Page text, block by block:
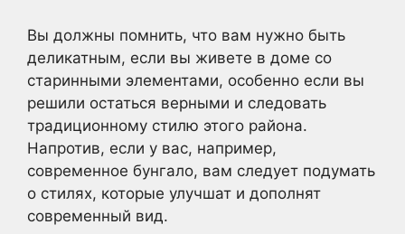
Вы должны помнить, что вам нужно быть
деликатным, если вы живете в доме со
старинными элементами, особенно если вы
решили остаться верными и следовать
традиционному стилю этого района.
Напротив, если у вас, например,
современное бунгало, вам следует подумать
о стилях, которые улучшат и дополнят
современный вид.